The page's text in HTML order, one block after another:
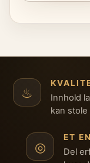
♨
Innhold
kan stole
◎
ET
Del